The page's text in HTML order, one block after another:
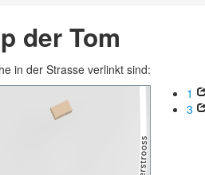
der Tom
in der Strasse verlinkt sind:
1
3